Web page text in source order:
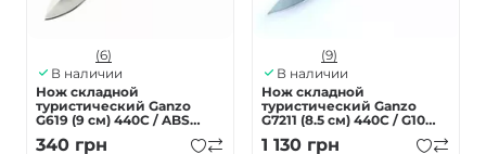
(6)
В наличии
Нож складной
туристический Ganzo
G619 (9 см) 440C / ABS
черный
340 грн
(9)
В наличии
Нож складной
туристический Ganzo
G7211 (8.5 см) 440C / G10
черный
1 130 грн